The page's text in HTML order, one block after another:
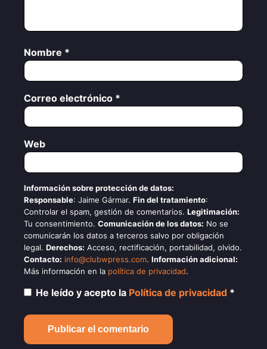
Nombre *
Correo electrónico *
Web
Información sobre protección de datos:
Responsable: Jaime Gármar. Fin del tratamiento:
Controlar el spam, gestión de comentarios. Legitimación:
Tu consentimiento. Comunicación de los datos: No se
comunicarán los datos a terceros salvo por obligación
legal. Derechos: Acceso, rectificación, portabilidad, olvido.
Contacto: info@clubwpress.com. Información adicional:
Más información en la política de privacidad.
He leído y acepto la Política de privacidad *